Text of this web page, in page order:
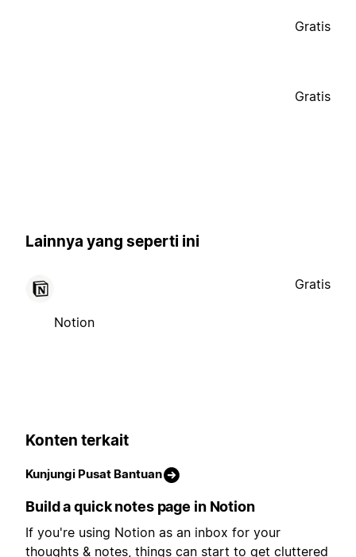
Gratis
Gratis
Lainnya yang seperti ini
Notion
Gratis
Konten terkait
Kunjungi Pusat Bantuan
Build a quick notes page in Notion
If you're using Notion as an inbox for your
thoughts & notes, things can start to get cluttered